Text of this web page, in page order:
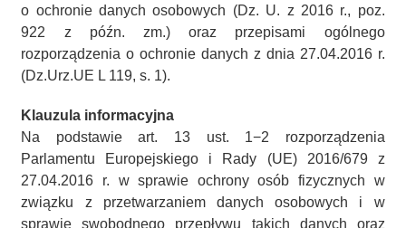
o ochronie danych osobowych (Dz. U. z 2016 r., poz.
922 z późn. zm.) oraz przepisami ogólnego
rozporządzenia o ochronie danych z dnia 27.04.2016 r.
(Dz.Urz.UE L 119, s. 1).
Klauzula informacyjna
Na podstawie art. 13 ust. 1−2 rozporządzenia
Parlamentu Europejskiego i Rady (UE) 2016/679 z
27.04.2016 r. w sprawie ochrony osób fizycznych w
związku z przetwarzaniem danych osobowych i w
sprawie swobodnego przepływu takich danych oraz